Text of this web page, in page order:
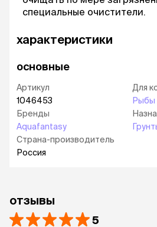
специальные очистители.
характеристики
основные
Артикул
1046453
Бренды
Aquafantasy
Страна-производитель
Россия
Для
Рыбы
отзывы
5